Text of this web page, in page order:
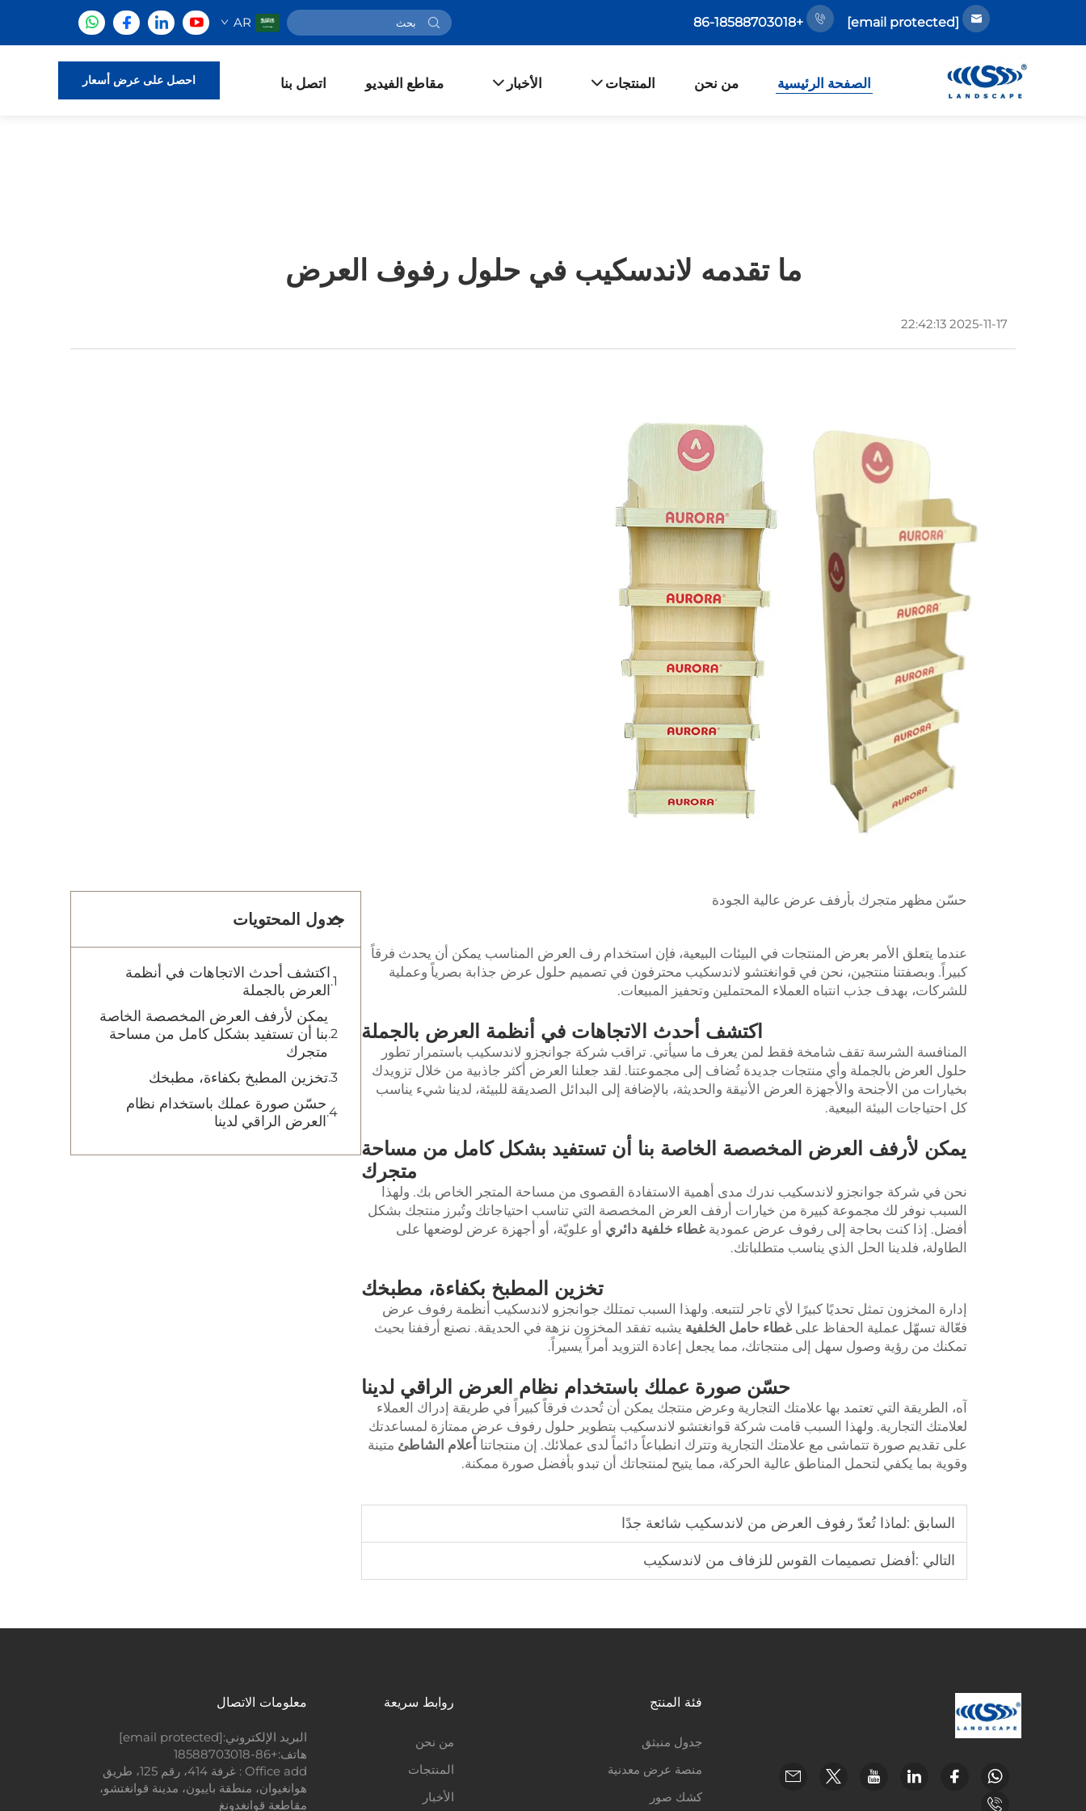
[email protected]
+86-18588703018
AR
الصفحة الرئيسية من نحن المنتجات الأخبار مقاطع الفيديو اتصل بنا احصل على عرض أسعار
ما تقدمه لاندسكيب في حلول رفوف العرض
2025-11-17 22:42:13
حسّن مظهر متجرك بأرفف عرض عالية الجودة
عندما يتعلق الأمر بعرض المنتجات في البيئات البيعية، فإن استخدام رف العرض المناسب يمكن أن يحدث فرقاً
كبيراً. وبصفتنا منتجين، نحن في قوانغتشو لاندسكيب محترفون في تصميم حلول عرض جذابة بصرياً وعملية
للشركات، بهدف جذب انتباه العملاء المحتملين وتحفيز المبيعات.
اكتشف أحدث الاتجاهات في أنظمة العرض بالجملة
المنافسة الشرسة تقف شامخة فقط لمن يعرف ما سيأتي. تراقب شركة جوانجزو لاندسكيب باستمرار تطور
حلول العرض بالجملة وأي منتجات جديدة تُضاف إلى مجموعتنا. لقد جعلنا العرض أكثر جاذبية من خلال تزويدك
بخيارات من الأجنحة والأجهزة العرض الأنيقة والحديثة، بالإضافة إلى البدائل الصديقة للبيئة، لدينا شيء يناسب
كل احتياجات البيئة البيعية.
يمكن لأرفف العرض المخصصة الخاصة بنا أن تستفيد بشكل كامل من مساحة
متجرك
نحن في شركة جوانجزو لاندسكيب ندرك مدى أهمية الاستفادة القصوى من مساحة المتجر الخاص بك. ولهذا
السبب نوفر لك مجموعة كبيرة من خيارات أرفف العرض المخصصة التي تناسب احتياجاتك وتُبرز منتجك بشكل
أفضل. إذا كنت بحاجة إلى رفوف عرض عمودية غطاء خلفية دائري أو علويّة، أو أجهزة عرض لوضعها على
الطاولة، فلدينا الحل الذي يناسب متطلباتك.
تخزين المطبخ بكفاءة، مطبخك
إدارة المخزون تمثل تحديًا كبيرًا لأي تاجر لتتبعه. ولهذا السبب تمتلك جوانجزو لاندسكيب أنظمة رفوف عرض
فعّالة تسهّل عملية الحفاظ على غطاء حامل الخلفية يشبه تفقد المخزون نزهة في الحديقة. نصنع أرففنا بحيث
تمكنك من رؤية وصول سهل إلى منتجاتك، مما يجعل إعادة التزويد أمراً يسيراً.
حسّن صورة عملك باستخدام نظام العرض الراقي لدينا
آه، الطريقة التي تعتمد بها علامتك التجارية وعرض منتجك يمكن أن تُحدث فرقاً كبيراً في طريقة إدراك العملاء
لعلامتك التجارية. ولهذا السبب قامت شركة قوانغتشو لاندسكيب بتطوير حلول رفوف عرض ممتازة لمساعدتك
على تقديم صورة تتماشى مع علامتك التجارية وتترك انطباعاً دائماً لدى عملائك. إن منتجاتنا أعلام الشاطئ متينة
وقوية بما يكفي لتحمل المناطق عالية الحركة، مما يتيح لمنتجاتك أن تبدو بأفضل صورة ممكنة.
السابق :لماذا تُعدّ رفوف العرض من لاندسكيب شائعة جدًا
التالي :أفضل تصميمات القوس للزفاف من لاندسكيب
جدول المحتويات
اكتشف أحدث الاتجاهات في أنظمة
العرض بالجملة
يمكن لأرفف العرض المخصصة الخاصة
بنا أن تستفيد بشكل كامل من مساحة
متجرك
تخزين المطبخ بكفاءة، مطبخك
حسّن صورة عملك باستخدام نظام
العرض الراقي لدينا
فئة المنتج
جدول منبثق
منصة عرض معدنية
كشك صور
روابط سريعة
من نحن
المنتجات
الأخبار
معلومات الاتصال
البريد الإلكتروني:[email protected]
هاتف:+86-18588703018
Office add : غرفة 414، رقم 125، طريق
هوانغيوان، منطقة باييون، مدينة قوانغتشو،
مقاطعة قوانغدونغ